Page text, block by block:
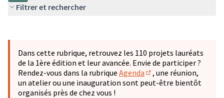
Filtrer et rechercher
−
Dans cette rubrique, retrouvez les 110 projets lauréats
de la 1ère édition et leur avancée. Envie de participer ?
Rendez-vous dans la rubrique Agenda
(S'ouvre dans un
, une réunion,
un atelier ou une inauguration sont peut-être bientôt
organisés près de chez vous !